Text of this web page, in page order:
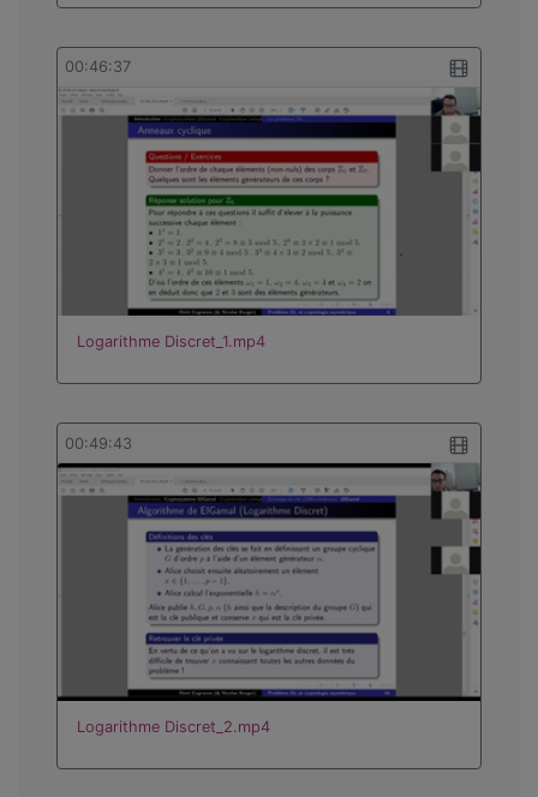
00:46:37
Logarithme Discret_1.mp4
00:49:43
Logarithme Discret_2.mp4